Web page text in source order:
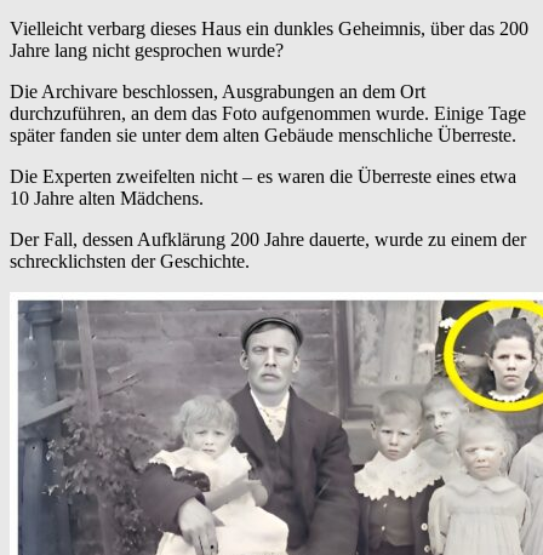
Vielleicht verbarg dieses Haus ein dunkles Geheimnis, über das 200
Jahre lang nicht gesprochen wurde?
Die Archivare beschlossen, Ausgrabungen an dem Ort
durchzuführen, an dem das Foto aufgenommen wurde. Einige Tage
später fanden sie unter dem alten Gebäude menschliche Überreste.
Die Experten zweifelten nicht – es waren die Überreste eines etwa
10 Jahre alten Mädchens.
Der Fall, dessen Aufklärung 200 Jahre dauerte, wurde zu einem der
schrecklichsten der Geschichte.